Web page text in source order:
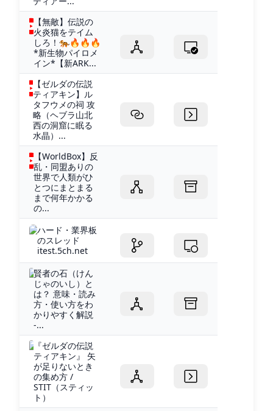
【無敵】伝説の
火炎猫をテイム
しろ！🐅🔥🔥🔥
*新生物パイロメ
イン*【新ARK...
【ゼルダの伝説
ティアキン】ル
タフウメの祠 攻
略（ヘブラ山北
西の洞窟に眠る
水晶）...
【WorldBox】反
乱・同盟ありの
世界で人類がひ
とつにまとまる
まで何年かかる
の...
ハード・業界板
のスレッド
itest.5ch.net
賢者の石（けん
じゃのいし）と
は？ 意味・読み
方・使い方をわ
かりやすく解説
-...
『ゼルダの伝説
ティアキン』 矢
が足りないとき
の集め方 /
STIT（スティッ
ト）